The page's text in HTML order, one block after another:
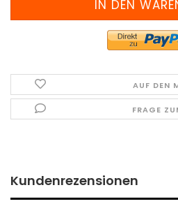
AUF DEN
FRAGE
Kundenrezensionen